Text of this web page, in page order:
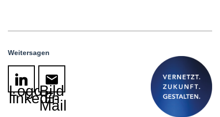
Weitersagen
Logo
linkedin
Bild
E-
Mail